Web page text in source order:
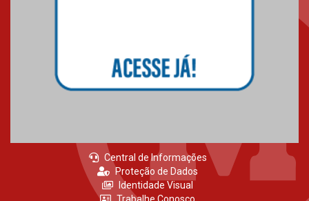
Central de Informações
Proteção de Dados
Identidade Visual